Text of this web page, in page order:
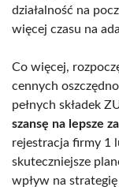
działalność na
więcej czasu na
Co więcej,
cennych
pełnych składek
szansę na lepsze
rejestracja firmy 1
skuteczniejsze
wpływ na